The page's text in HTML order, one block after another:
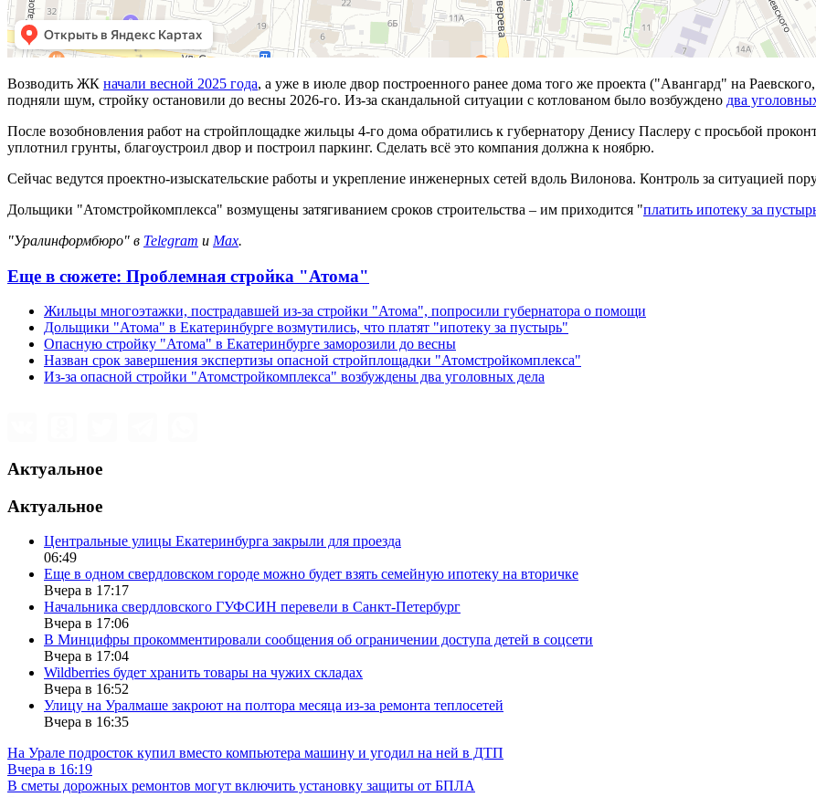
Возводить ЖК начали весной 2025 года, а уже в июле двор построенного ранее дома того же проекта ("Авангард" на
подняли шум, стройку остановили до весны 2026-го. Из-за скандальной ситуации с котлованом было возбуждено два
После возобновления работ на стройплощадке жильцы 4-го дома обратились к губернатору Денису Паслеру с просьбой
уплотнил грунты, благоустроил двор и построил паркинг. Сделать всё это компания должна к ноябрю.
Сейчас ведутся проектно-изыскательские работы и укрепление инженерных сетей вдоль Вилонова. Контроль за ситуацией
Дольщики "Атомстройкомплекса" возмущены затягиванием сроков строительства – им приходится "платить ипотеку за
"Уралинформбюро" в Telegram и Max.
Еще в сюжете: Проблемная стройка "Атома"
Жильцы многоэтажки, пострадавшей из-за стройки "Атома", попросили губернатора о помощи
Дольщики "Атома" в Екатеринбурге возмутились, что платят "ипотеку за пустырь"
Опасную стройку "Атома" в Екатеринбурге заморозили до весны
Назван срок завершения экспертизы опасной стройплощадки "Атомстройкомплекса"
Из-за опасной стройки "Атомстройкомплекса" возбуждены два уголовных дела
Актуальное
Актуальное
Центральные улицы Екатеринбурга закрыли для проезда
06:49
Еще в одном свердловском городе можно будет взять семейную ипотеку на вторичке
Вчера в 17:17
Начальника свердловского ГУФСИН перевели в Санкт-Петербург
Вчера в 17:06
В Минцифры прокомментировали сообщения об ограничении доступа детей в соцсети
Вчера в 17:04
Wildberries будет хранить товары на чужих складах
Вчера в 16:52
Улицу на Уралмаше закроют на полтора месяца из-за ремонта теплосетей
Вчера в 16:35
На Урале подросток купил вместо компьютера машину и угодил на ней в ДТП
Вчера в 16:19
В сметы дорожных ремонтов могут включить установку защиты от БПЛА